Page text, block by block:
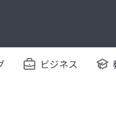
ビジネス